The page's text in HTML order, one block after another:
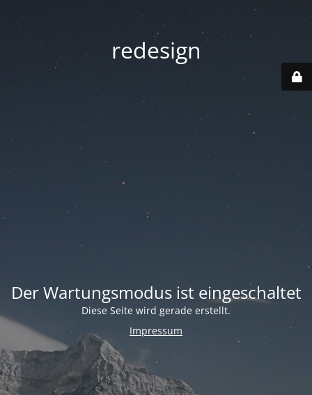
redesign
Der Wartungsmodus ist eingeschaltet
Diese Seite wird gerade erstellt.
Impressum